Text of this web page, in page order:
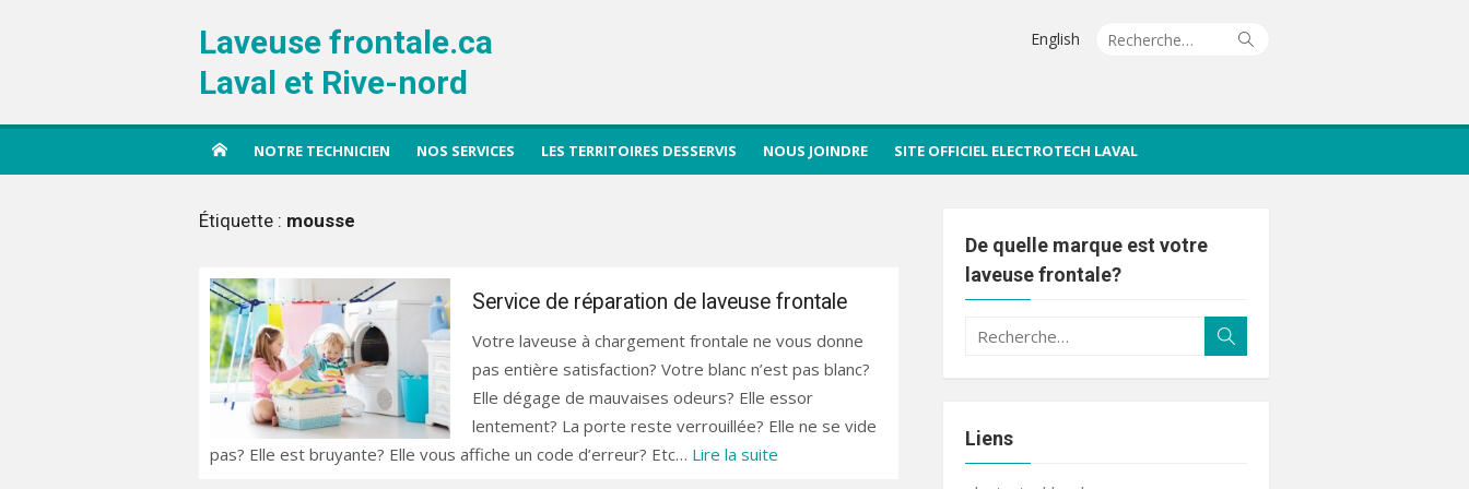
Laveuse frontale.ca
Laval et Rive-nord
Recherche
Rechercher
English
NOTRE TECHNICIEN NOS SERVICES LES TERRITOIRES DESSERVIS NOUS JOINDRE SITE OFFICIEL ELECTROTECH LAVAL
Étiquette : mousse
Service de réparation de laveuse frontale
Votre laveuse à chargement frontale ne vous donne
pas entière satisfaction? Votre blanc n’est pas blanc?
Elle dégage de mauvaises odeurs? Elle essor
lentement? La porte reste verrouillée? Elle ne se vide
pas? Elle est bruyante? Elle vous affiche un code d’erreur? Etc… Lire la suite
De quelle marque est votre
laveuse frontale?
Recherche
Liens